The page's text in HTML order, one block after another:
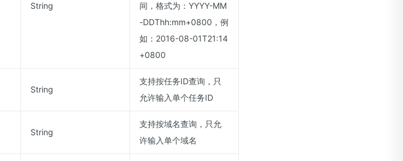
String
间，格式为：YYYY-MM
-DDThh:mm+0800，例
如：2016-08-01T21:14
+0800
String
支持按任务ID查询，只
允许输入单个任务ID
String
支持按域名查询，只允
许输入单个域名